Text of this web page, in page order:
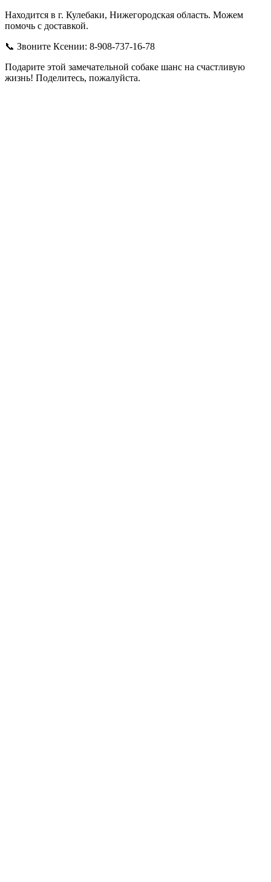
Находится в г. Кулебаки, Нижегородская область. Можем
помочь с доставкой.
📞 Звоните Ксении: 8-908-737-16-78
Подарите этой замечательной собаке шанс на счастливую
жизнь! Поделитесь, пожалуйста.